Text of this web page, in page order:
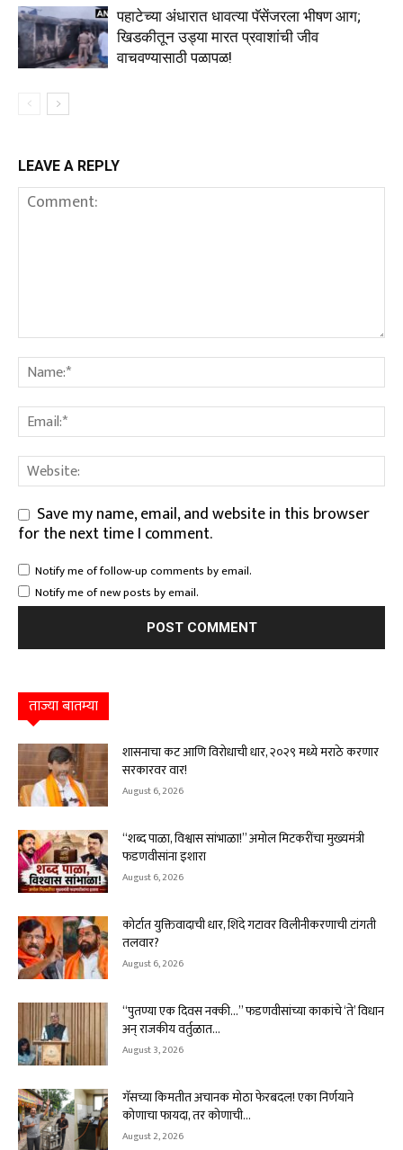
पहाटेच्या अंधारात धावत्या पॅसेंजरला भीषण आग;
खिडकीतून उड्या मारत प्रवाशांची जीव
वाचवण्यासाठी पळापळ!
LEAVE A REPLY
Save my name, email, and website in this browser
for the next time I comment.
Notify me of follow-up comments by email.
Notify me of new posts by email.
ताज्या बातम्या
शासनाचा कट आणि विरोधाची धार, २०२९ मध्ये मराठे करणार
सरकारवर वार!
August 6, 2026
“शब्द पाळा, विश्वास सांभाळा!” अमोल मिटकरींचा मुख्यमंत्री
फडणवीसांना इशारा
August 6, 2026
कोर्टात युक्तिवादाची धार, शिंदे गटावर विलीनीकरणाची टांगती
तलवार?
August 6, 2026
“पुतण्या एक दिवस नक्की…” फडणवीसांच्या काकांचे ‘ते’ विधान
अन् राजकीय वर्तुळात...
August 3, 2026
गॅसच्या किमतीत अचानक मोठा फेरबदल! एका निर्णयाने
कोणाचा फायदा, तर कोणाची...
August 2, 2026